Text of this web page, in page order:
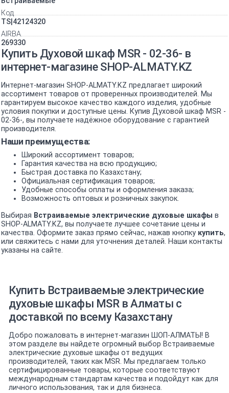
Код
TS|42124320
AIRBA
269330
Купить Духовой шкаф MSR - 02-36- в
интернет-магазине SHOP-ALMATY.KZ
Интернет-магазин SHOP-ALMATY.KZ предлагает широкий
ассортимент товаров от проверенных производителей. Мы
гарантируем высокое качество каждого изделия, удобные
условия покупки и доступные цены. Купив Духовой шкаф MSR -
02-36-, вы получаете надёжное оборудование с гарантией
производителя.
Наши преимущества:
Широкий ассортимент товаров;
Гарантия качества на всю продукцию;
Быстрая доставка по Казахстану;
Официальная сертификация товаров;
Удобные способы оплаты и оформления заказа;
Возможность оптовых и розничных закупок.
Выбирая Встраиваемые электрические духовые шкафы в
SHOP-ALMATY.KZ, вы получаете лучшее сочетание цены и
качества. Оформите заказ прямо сейчас, нажав кнопку купить,
или свяжитесь с нами для уточнения деталей. Наши контакты
указаны на сайте.
Купить Встраиваемые электрические
духовые шкафы MSR в Алматы с
доставкой по всему Казахстану
Добро пожаловать в интернет-магазин ШОП-АЛМАТЫ! В
этом разделе вы найдете огромный выбор Встраиваемые
электрические духовые шкафы от ведущих
производителей, таких как MSR. Мы предлагаем только
сертифицированные товары, которые соответствуют
международным стандартам качества и подойдут как для
личного использования, так и для бизнеса.